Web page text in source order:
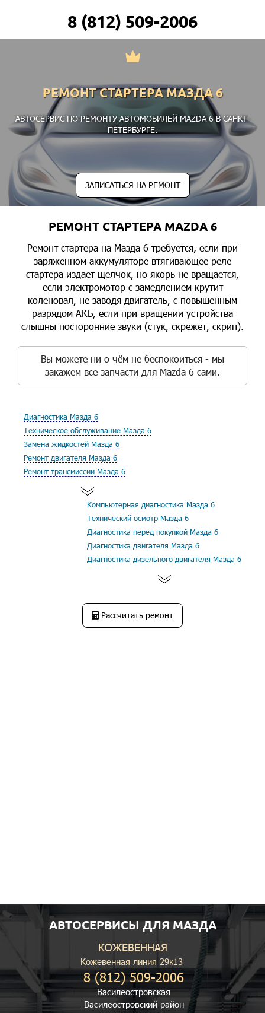
8 (812) 509-2006
РЕМОНТ СТАРТЕРА МАЗДА 6
АВТОСЕРВИС ПО РЕМОНТУ АВТОМОБИЛЕЙ MAZDA 6 В САНКТ-
ПЕТЕРБУРГЕ.
ЗАПИСАТЬСЯ НА РЕМОНТ
РЕМОНТ СТАРТЕРА MAZDA 6
Ремонт стартера на Мазда 6 требуется, если при
заряженном аккумуляторе втягивающее реле
стартера издает щелчок, но якорь не вращается,
если электромотор с замедлением крутит
коленовал, не заводя двигатель, с повышенным
разрядом АКБ, если при вращении устройства
слышны посторонние звуки (стук, скрежет, скрип).
Вы можете ни о чём не беспокоиться - мы
закажем все запчасти для Mazda 6 сами.
Диагностика Мазда 6
Техническое обслуживание Мазда 6
Замена жидкостей Мазда 6
Ремонт двигателя Мазда 6
Ремонт трансмиссии Мазда 6
Компьютерная диагностика Мазда 6
Технический осмотр Мазда 6
Диагностика перед покупкой Мазда 6
Диагностика двигателя Мазда 6
Диагностика дизельного двигателя Мазда 6
Рассчитать ремонт
АВТОСЕРВИСЫ ДЛЯ МАЗДА
КОЖЕВЕННАЯ
Кожевенная линия 29к13
8 (812) 509-2006
Василеостровская
Василеостровский район